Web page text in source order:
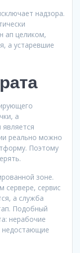
надзора.
ап целиком,
а устаревшие
а
реально можно
Поэтому
зоне.
сервере, сервис
а служба
Подобный
нерабочие
недостающие